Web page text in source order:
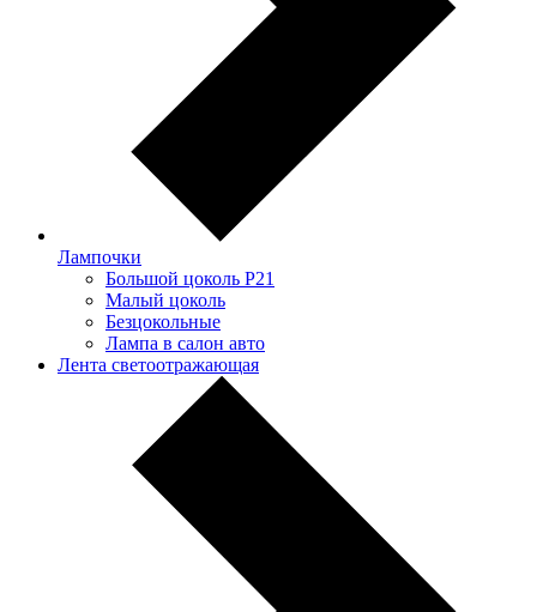
Лампочки
Большой цоколь P21
Малый цоколь
Безцокольные
Лампа в салон авто
Лента светоотражающая